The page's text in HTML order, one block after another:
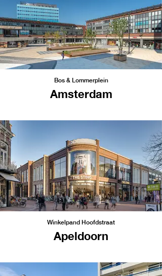
Bos & Lommerplein
Amsterdam
Winkelpand Hoofdstraat
Apeldoorn